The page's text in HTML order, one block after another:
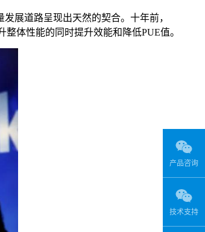
展道路呈现出天然的契合。十年前，
体性能的同时提升效能和降低PUE值。
产品咨询
技术支持